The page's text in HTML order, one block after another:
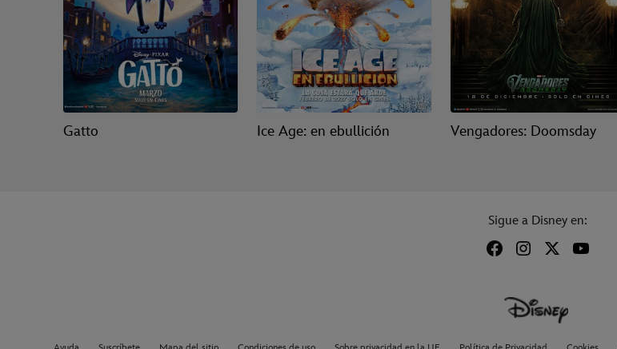
Gatto Ice Age: en ebullición Vengadores: Doomsday
Sigue a Disney en: